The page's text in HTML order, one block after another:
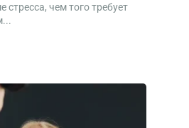
чем того требует